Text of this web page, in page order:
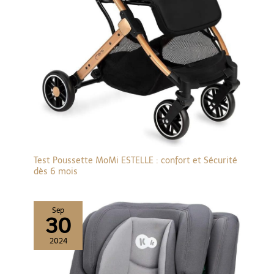
facilement d'une seule
main - elle possède aussi
un guidon réglable, un
arceau de protection
pivotant et un spacieux
panier XL (capacité 6,8 kg)
pour plus de commodité
CONFORTABLE: cette
poussette pliable 3 en 1
possède une fenêtre de
ventilation, un auvent
UPF50, un matelas doux
pour le confort du
nouveau-né en mode
landau et un siège
plat pour que votre enfant
3 en 1 avec siège auto
absorbe les chocs, pour
des promenades
agréables sur tous les
terrains, avec des roues
anti-crevaison résistantes
pour des balades faciles
en ville et à la campagne
Test Poussette MoMi ESTELLE : confort et Sécurité
dès 6 mois
Sep
30
2024